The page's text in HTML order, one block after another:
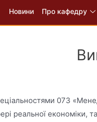
Новини Про кафедру
073
реальної економіки,